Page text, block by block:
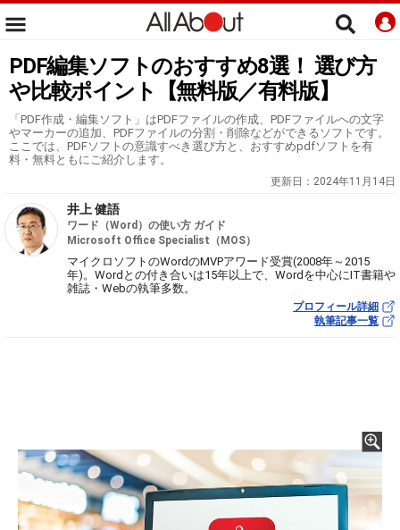
PDF編集ソフトのおすすめ8選！ 選び方
や比較ポイント【無料版／有料版】
「PDF作成・編集ソフト」はPDFファイルの作成、PDFファイルへの文字
やマーカーの追加、PDFファイルの分割・削除などができるソフトです。
ここでは、PDFソフトの意識すべき選び方と、おすすめpdfソフトを有
料・無料ともにご紹介します。
更新日： 2024年11月14日
井上 健語
ワード（Word）の使い方 ガイド
Microsoft Office Specialist（MOS）
マイクロソフトのWordのMVPアワード受賞(2008年～2015
年)。Wordとの付き合いは15年以上で、Wordを中心にIT書籍や
雑誌・Webの執筆多数。
プロフィール詳細
執筆記事一覧